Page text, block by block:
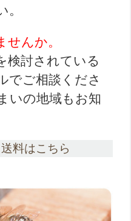
せんか。
検討されている
でご相談くださ
いの地域もお知
料はこちら